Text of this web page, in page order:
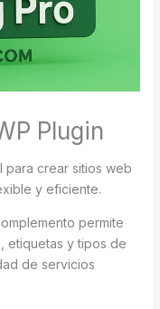
Plugin
para crear sitios web
y eficiente.
permite
etiquetas y tipos de
de servicios